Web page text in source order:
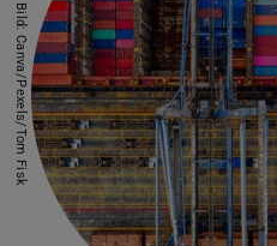
Bild: Canva/Pexels/Tom Fisk